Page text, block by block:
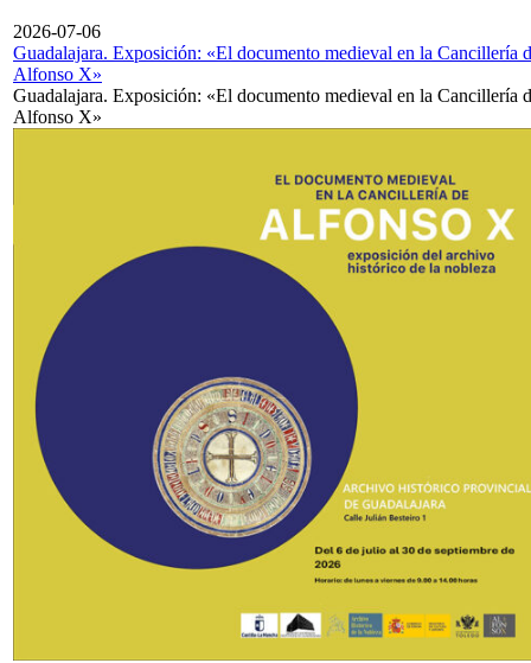
2026-07-06
Guadalajara. Exposición: «El documento medieval en la Cancillería
Alfonso X»
Guadalajara. Exposición: «El documento medieval en la Cancillería
Alfonso X»